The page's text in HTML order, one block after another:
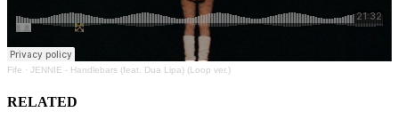
Fife · JENNIE - Handlebars (feat. Dua Lipa) (Loop ver.)
RELATED